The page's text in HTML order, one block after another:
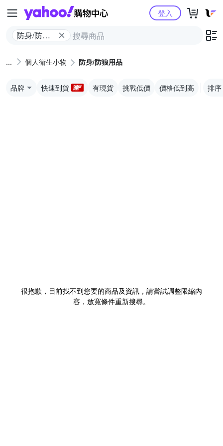
Yahoo購物中心
防身/防狼
登入
個人衛生小物 防身/防狼用品
品牌 快速到貨 有現貨 挑戰低價 價格低到高 排序
很抱歉，目前找不到您要的商品及資訊，請嘗試調整限縮內
容，放寬條件重新搜尋。